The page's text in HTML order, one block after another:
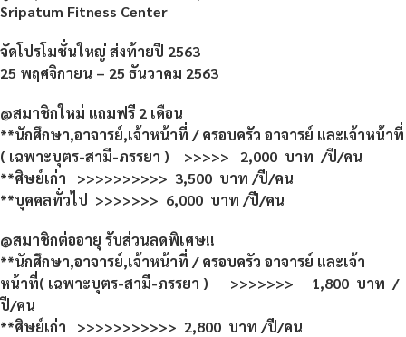
Sripatum Fitness Center
จัดโปรโมชั่นใหญ่ ส่งท้ายปี 2563
25 พฤศจิกายน – 25 ธันวาคม 2563
@สมาชิกใหม่ แถมฟรี 2 เดือน
**นักศึกษา,อาจารย์,เจ้าหน้าที่ / ครอบครัว อาจารย์ และเจ้าหน้าที่
( เฉพาะบุตร-สามี-ภรรยา ) >>>>> 2,000 บาท /ปี/คน
**ศิษย์เก่า >>>>>>>>>> 3,500 บาท /ปี/คน
**บุคคลทั่วไป >>>>>>> 6,000 บาท /ปี/คน
@สมาชิกต่ออายุ รับส่วนลดพิเศษ!!
**นักศึกษา,อาจารย์,เจ้าหน้าที่ / ครอบครัว อาจารย์ และเจ้า
หน้าที่( เฉพาะบุตร-สามี-ภรรยา ) >>>>>>> 1,800 บาท /
ปี/คน
**ศิษย์เก่า >>>>>>>>>>> 2,800 บาท /ปี/คน